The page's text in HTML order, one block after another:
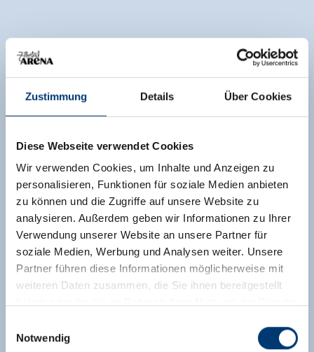
Zustimmung Details Über Cookies
Diese Webseite verwendet Cookies
Wir verwenden Cookies, um Inhalte und Anzeigen zu
personalisieren, Funktionen für soziale Medien anbieten
zu können und die Zugriffe auf unsere Website zu
analysieren. Außerdem geben wir Informationen zu Ihrer
Verwendung unserer Website an unsere Partner für
soziale Medien, Werbung und Analysen weiter. Unsere
Partner führen diese Informationen möglicherweise mit
weiteren Daten zusammen, die Sie ihnen bereitgestellt
Notwendig